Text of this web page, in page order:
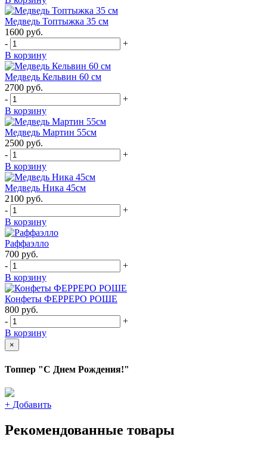
Медведь Топтыжка 35 см
1600 руб.
-
+
В корзину
Медведь Кельвин 60 см
2700 руб.
-
+
В корзину
Медведь Мартин 55см
2500 руб.
-
+
В корзину
Медведь Ника 45см
2100 руб.
-
+
В корзину
Раффаэлло
700 руб.
-
+
В корзину
Конфеты ФЕРРЕРО РОШЕ
800 руб.
-
+
В корзину
×
Топпер "С Днем Рождения!"
+ Добавить
Рекомендованные товары